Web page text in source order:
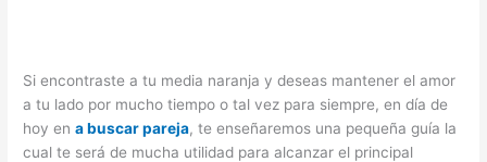
Si encontraste a tu media naranja y deseas mantener el amor
a tu lado por mucho tiempo o tal vez para siempre, en día de
hoy ena buscar pareja, te enseñaremos una pequeña guía la
cual te será de mucha utilidad para alcanzar el principal